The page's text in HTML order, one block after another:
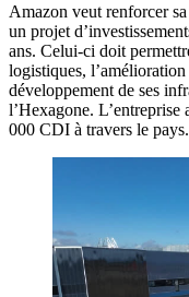
Amazon veut renforcer
un projet
ans. Celui-ci doit
logistiques,
développement de ses
l’Hexagone.
000 CDI à travers le pays.